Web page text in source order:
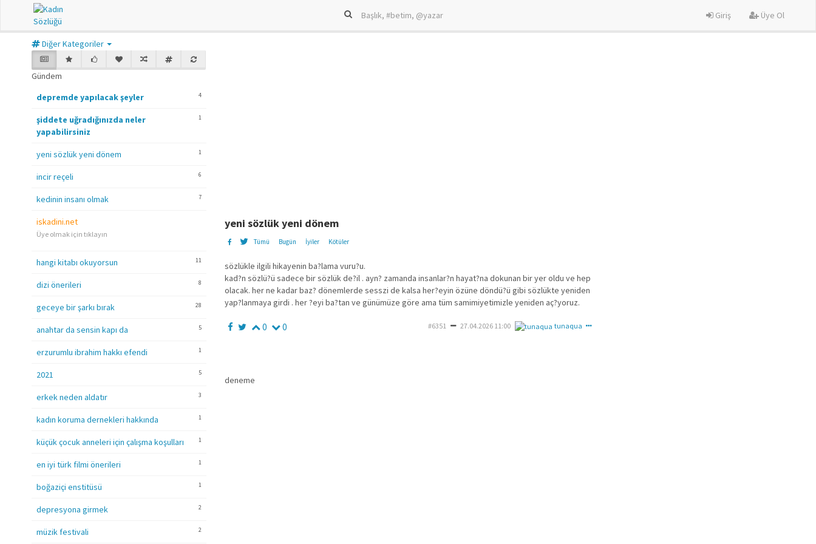
Giriş Üye Ol
Diğer Kategoriler
Gündem
4
depremde yapılacak şeyler
1
şiddete uğradığınızda neler
yapabilirsiniz
1
yeni sözlük yeni dönem
6
incir reçeli
7
kedinin insanı olmak
iskadini.net
Üye olmak için tıklayın
11
hangi kitabı okuyorsun
8
dizi önerileri
28
geceye bir şarkı bırak
5
anahtar da sensin kapı da
1
erzurumlu ibrahim hakkı efendi
5
2021
3
erkek neden aldatır
1
kadın koruma dernekleri hakkında
1
küçük çocuk anneleri için çalışma koşulları
1
en iyi türk filmi önerileri
1
boğaziçi enstitüsü
2
depresyona girmek
2
müzik festivali
yeni sözlük yeni dönem
Tümü Bugün İyiler Kötüler
sözlükle ilgili hikayenin ba?lama vuru?u.
kad?n sözlü?ü sadece bir sözlük de?il . ayn? zamanda insanlar?n hayat?na dokunan bir yer oldu ve hep
olacak. her ne kadar baz? dönemlerde sesszi de kalsa her?eyin özüne döndü?ü gibi sözlükte yeniden
yap?lanmaya girdi . her ?eyi ba?tan ve günümüze göre ama tüm samimiyetimizle yeniden aç?yoruz.
0 0 #6351 27.04.2026 11:00 tunaqua
deneme